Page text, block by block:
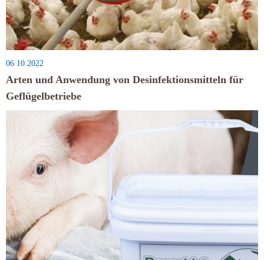
06 10.2022
Arten und Anwendung von Desinfektionsmitteln für
Geflügelbetriebe